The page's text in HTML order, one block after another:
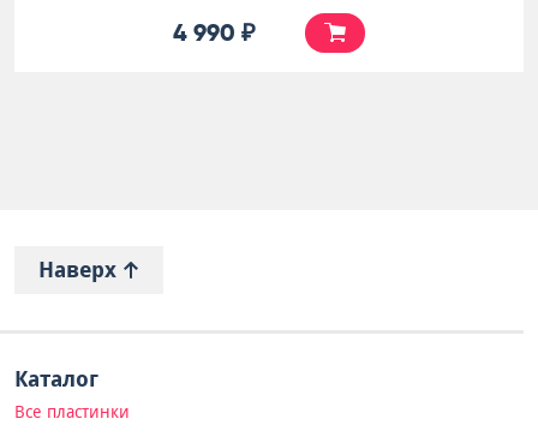
4 990 ₽
Наверх
Каталог
Все пластинки